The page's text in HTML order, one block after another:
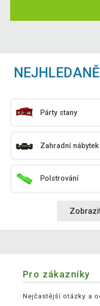
Párty stany
Zahradní nábytek
Polstrování
Pro zákazníky
Nejčastější otázky a